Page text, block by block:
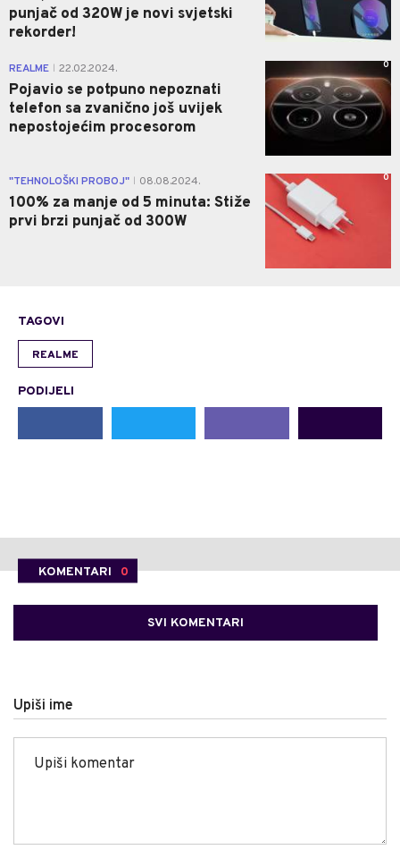
punjač od 320W je novi svjetski
rekorder!
REALME 22.02.2024.
Pojavio se potpuno nepoznati
telefon sa zvanično još uvijek
nepostojećim procesorom
0
"TEHNOLOŠKI PROBOJ" 08.08.2024.
100% za manje od 5 minuta: Stiže
prvi brzi punjač od 300W
0
TAGOVI
REALME
PODIJELI
KOMENTARI 0
SVI KOMENTARI
Upiši ime